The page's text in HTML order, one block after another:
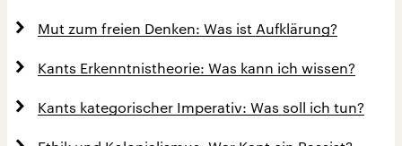
Mut zum freien Denken: Was ist Aufklärung?
Kants Erkenntnistheorie: Was kann ich wissen?
Kants kategorischer Imperativ: Was soll ich tun?